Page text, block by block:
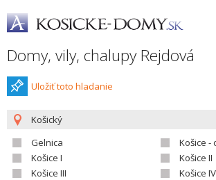
Domy, vily, chalupy Rejdová
Uložiť toto hladanie
Košický
Gelnica
Košice -
Košice I
Košice II
Košice III
Košice IV